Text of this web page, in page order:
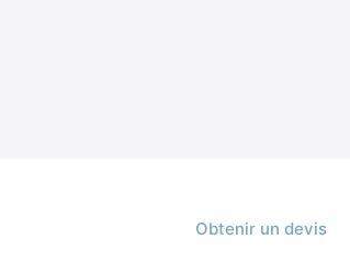
Obtenir un devis